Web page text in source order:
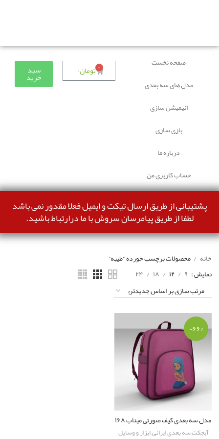
صفحه نخست
مدل های سه بعدی
انیمیشن سازی
بازی سازی
درباره ما
حساب کاربری من
تومان۰ ۰ سبد
خرید
پشتیبانی از طریق ارسال تیکت و ایمیل فعلا مقدور نمی باشد
لطفا از طریق پیامرسان سروش با ما درارتباط باشید.
خانه
محصولات برچسب خورده “طیبه”
نمایش ۹ ۱۲ ۱۸ ۲۴
-۶۶%
مدل سه بعدی کیف صورتی میناب ۱۶۸
آبجکت سه بعدی ایرانی,ابزار و وسایل